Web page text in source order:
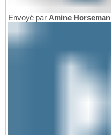
Envoyé par Amine Horseman